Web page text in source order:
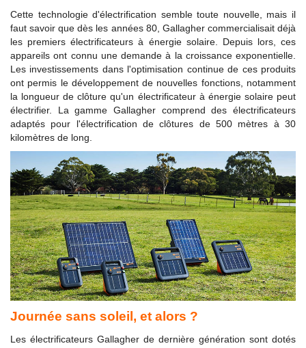
Cette technologie d'électrification semble toute nouvelle, mais il
faut savoir que dès les années 80, Gallagher commercialisait déjà
les premiers électrificateurs à énergie solaire. Depuis lors, ces
appareils ont connu une demande à la croissance exponentielle.
Les investissements dans l'optimisation continue de ces produits
ont permis le développement de nouvelles fonctions, notamment
la longueur de clôture qu'un électrificateur à énergie solaire peut
électrifier. La gamme Gallagher comprend des électrificateurs
adaptés pour l'électrification de clôtures de 500 mètres à 30
kilomètres de long.
Journée sans soleil, et alors ?
Les électrificateurs Gallagher de dernière génération sont dotés